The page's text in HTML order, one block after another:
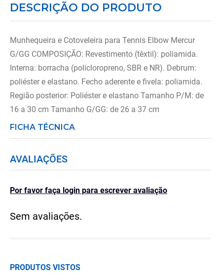
DESCRIÇÃO DO PRODUTO
Munhequeira e Cotoveleira para Tennis Elbow Mercur
G/GG COMPOSIÇÃO: Revestimento (têxtil): poliamida.
Interna: borracha (policloropreno, SBR e NR). Debrum:
poliéster e elastano. Fecho aderente e fivela: poliamida.
Região posterior: Poliéster e elastano Tamanho P/M: de
16 a 30 cm Tamanho G/GG: de 26 a 37 cm
FICHA TÉCNICA
AVALIAÇÕES
Por favor faça login para escrever avaliação
Sem avaliações.
PRODUTOS VISTOS